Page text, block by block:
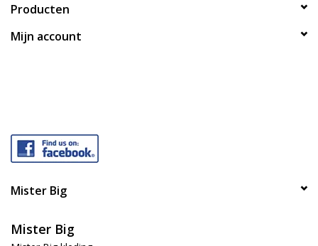
Producten
Mijn account
Mister Big
Mister Big